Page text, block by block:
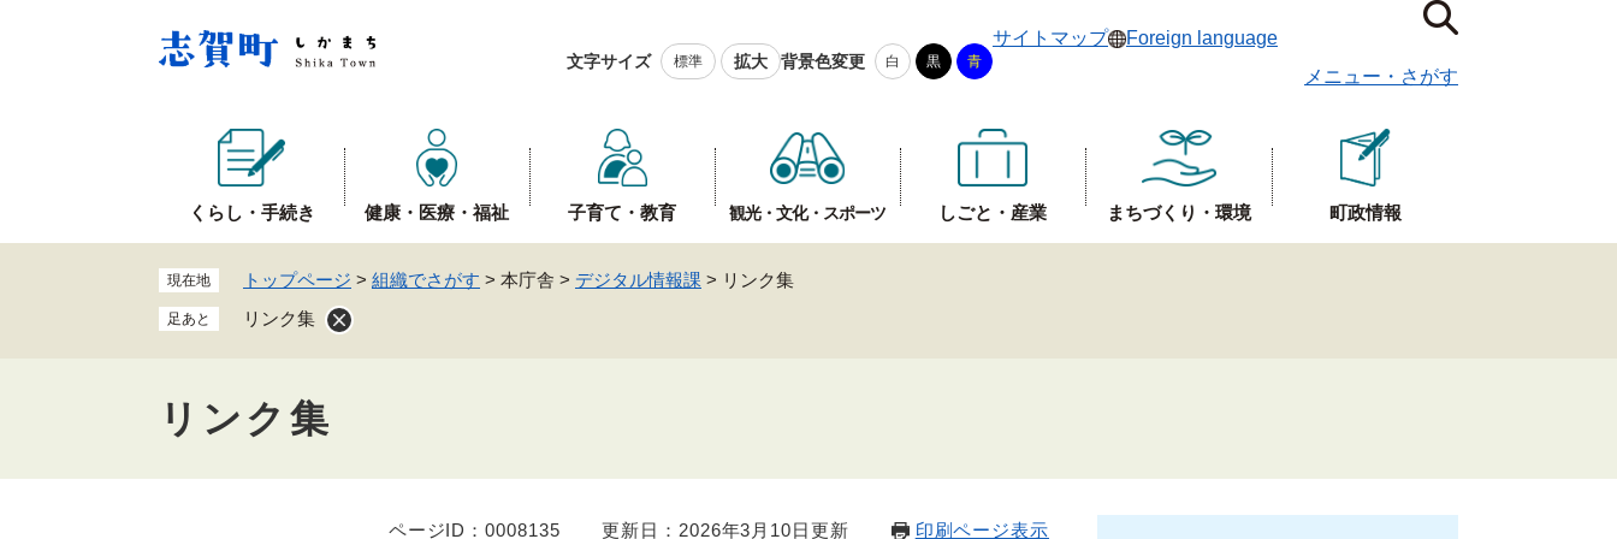
ー
ジ
。
文字サイズ 標準 拡大 背景色変更 白 黒 青
サイトマップ
Foreign language
メニュー ・ さがす
くらし・手続き 健康・医療・福祉 子育て・教育 観光・文化・スポーツ しごと・産業 まちづくり・環境 町政情報
現在地 トップページ > 組織でさがす > 本庁舎 > デジタル情報課 > リンク集
足あと リンク集
リンク集
ページID：0008135 更新日：2026年3月10日更新 印刷ページ表示